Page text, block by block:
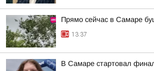
Прямо сейчас в Самаре
13:37
В Самаре стартовал